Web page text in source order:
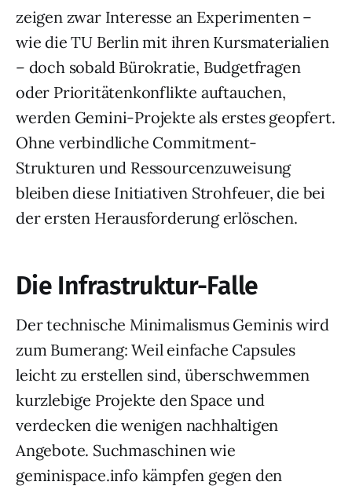
zeigen zwar Interesse an Experimenten –
wie die TU Berlin mit ihren Kursmaterialien
– doch sobald Bürokratie, Budgetfragen
oder Prioritätenkonflikte auftauchen,
werden Gemini-Projekte als erstes geopfert.
Ohne verbindliche Commitment-
Strukturen und Ressourcenzuweisung
bleiben diese Initiativen Strohfeuer, die bei
der ersten Herausforderung erlöschen.
Die Infrastruktur-Falle
Der technische Minimalismus Geminis wird
zum Bumerang: Weil einfache Capsules
leicht zu erstellen sind, überschwemmen
kurzlebige Projekte den Space und
verdecken die wenigen nachhaltigen
Angebote. Suchmaschinen wie
geminispace.info kämpfen gegen den